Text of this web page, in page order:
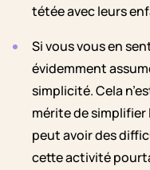
tétée avec leurs
Si vous vous en
évidemment
simplicité. Cela
mérite de
peut avoir des
cette activité